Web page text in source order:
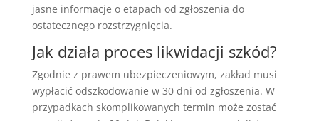
jasne informacje o etapach od zgłoszenia do
ostatecznego rozstrzygnięcia.
Jak działa proces likwidacji szkód?
Zgodnie z prawem ubezpieczeniowym, zakład musi
wypłacić odszkodowanie w 30 dni od zgłoszenia. W
przypadkach skomplikowanych termin może zostać